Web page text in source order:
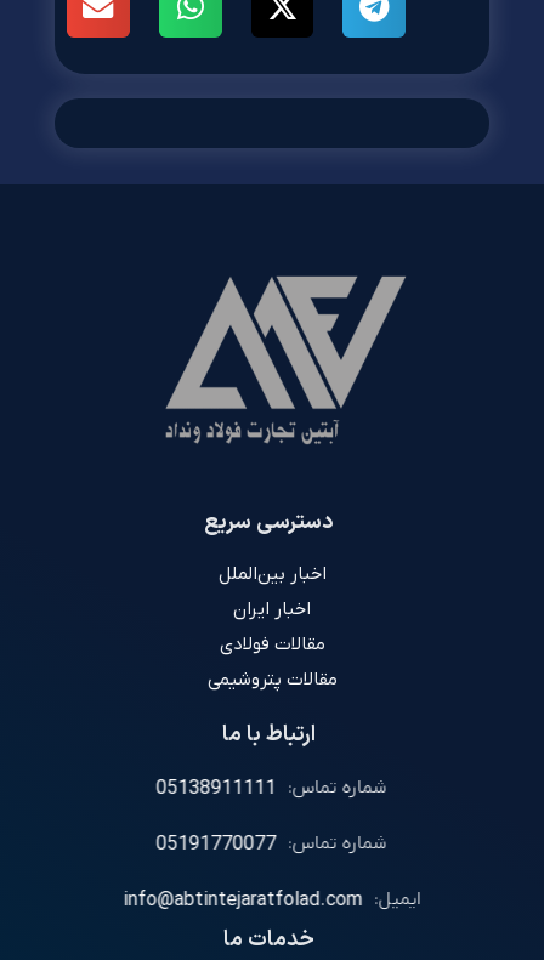
دسترسی سریع
اخبار بین‌الملل
اخبار ایران
مقالات فولادی
مقالات پتروشیمی
ارتباط با ما
شماره تماس: 05138911111
شماره تماس: 05191770077
ایمیل: info@abtintejaratfolad.com
خدمات ما